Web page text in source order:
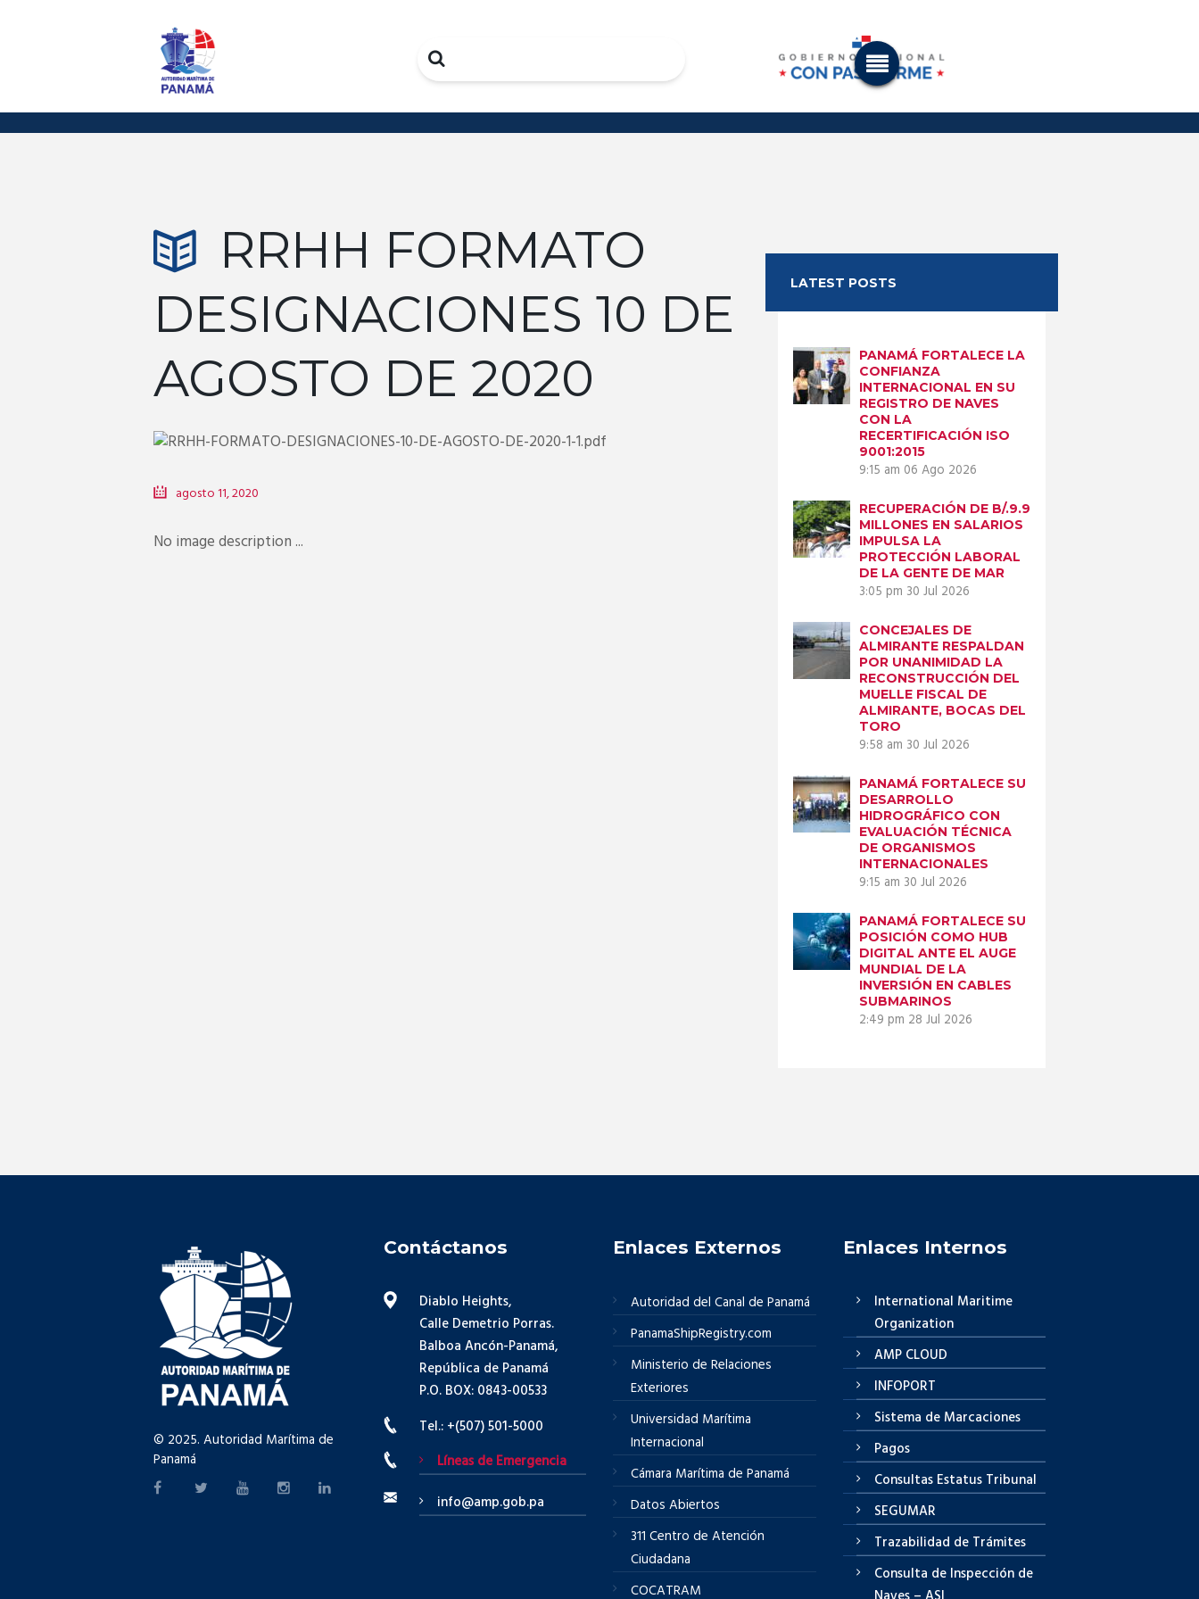
Search
RRHH FORMATO
DESIGNACIONES 10 DE
AGOSTO DE 2020
agosto 11, 2020
No image description ...
LATEST POSTS
PANAMÁ FORTALECE LA
CONFIANZA
INTERNACIONAL EN SU
REGISTRO DE NAVES
CON LA
RECERTIFICACIÓN ISO
9001:2015
9:15 am 06 Ago 2026
RECUPERACIÓN DE B/.9.9
MILLONES EN SALARIOS
IMPULSA LA
PROTECCIÓN LABORAL
DE LA GENTE DE MAR
3:05 pm 30 Jul 2026
CONCEJALES DE
ALMIRANTE RESPALDAN
POR UNANIMIDAD LA
RECONSTRUCCIÓN DEL
MUELLE FISCAL DE
ALMIRANTE, BOCAS DEL
TORO
9:58 am 30 Jul 2026
PANAMÁ FORTALECE SU
DESARROLLO
HIDROGRÁFICO CON
EVALUACIÓN TÉCNICA
DE ORGANISMOS
INTERNACIONALES
9:15 am 30 Jul 2026
PANAMÁ FORTALECE SU
POSICIÓN COMO HUB
DIGITAL ANTE EL AUGE
MUNDIAL DE LA
INVERSIÓN EN CABLES
SUBMARINOS
2:49 pm 28 Jul 2026
© 2025. Autoridad Marítima de
Panamá
Contáctanos
Diablo Heights,
Calle Demetrio Porras.
Balboa Ancón-Panamá,
República de Panamá
P.O. BOX: 0843-00533
Tel.: +(507) 501-5000
Líneas de Emergencia
info@amp.gob.pa
Enlaces Externos
Autoridad del Canal de Panamá
PanamaShipRegistry.com
Ministerio de Relaciones
Exteriores
Universidad Marítima
Internacional
Cámara Marítima de Panamá
Datos Abiertos
311 Centro de Atención
Ciudadana
COCATRAM
Enlaces Internos
International Maritime
Organization
AMP CLOUD
INFOPORT
Sistema de Marcaciones
Pagos
Consultas Estatus Tribunal
SEGUMAR
Trazabilidad de Trámites
Consulta de Inspección de